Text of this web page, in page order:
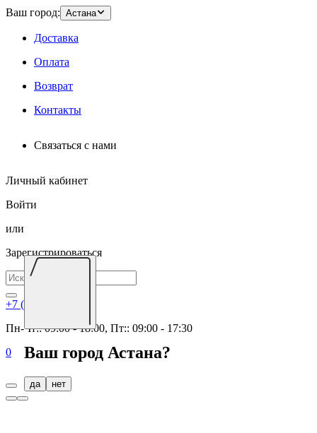
Ваш город: Астана
Доставка
Оплата
Возврат
Контакты
Связаться с нами
Личный кабинет
Войти
или
Зарегистрироваться
+7 (7172) 695-026
Пн-Чт:: 09:00 - 18:00, Пт:: 09:00 - 17:30
0
Ваш город Астана?
да нет